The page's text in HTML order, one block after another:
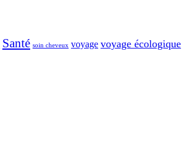
Santé soin cheveux voyage voyage écologique